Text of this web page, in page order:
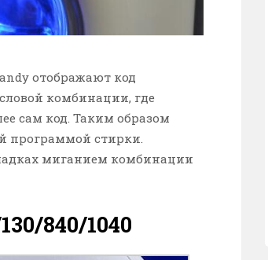
отображают код
комбинации, где
сам код. Таким образом
программой стирки.
миганием комбинации
840/1040